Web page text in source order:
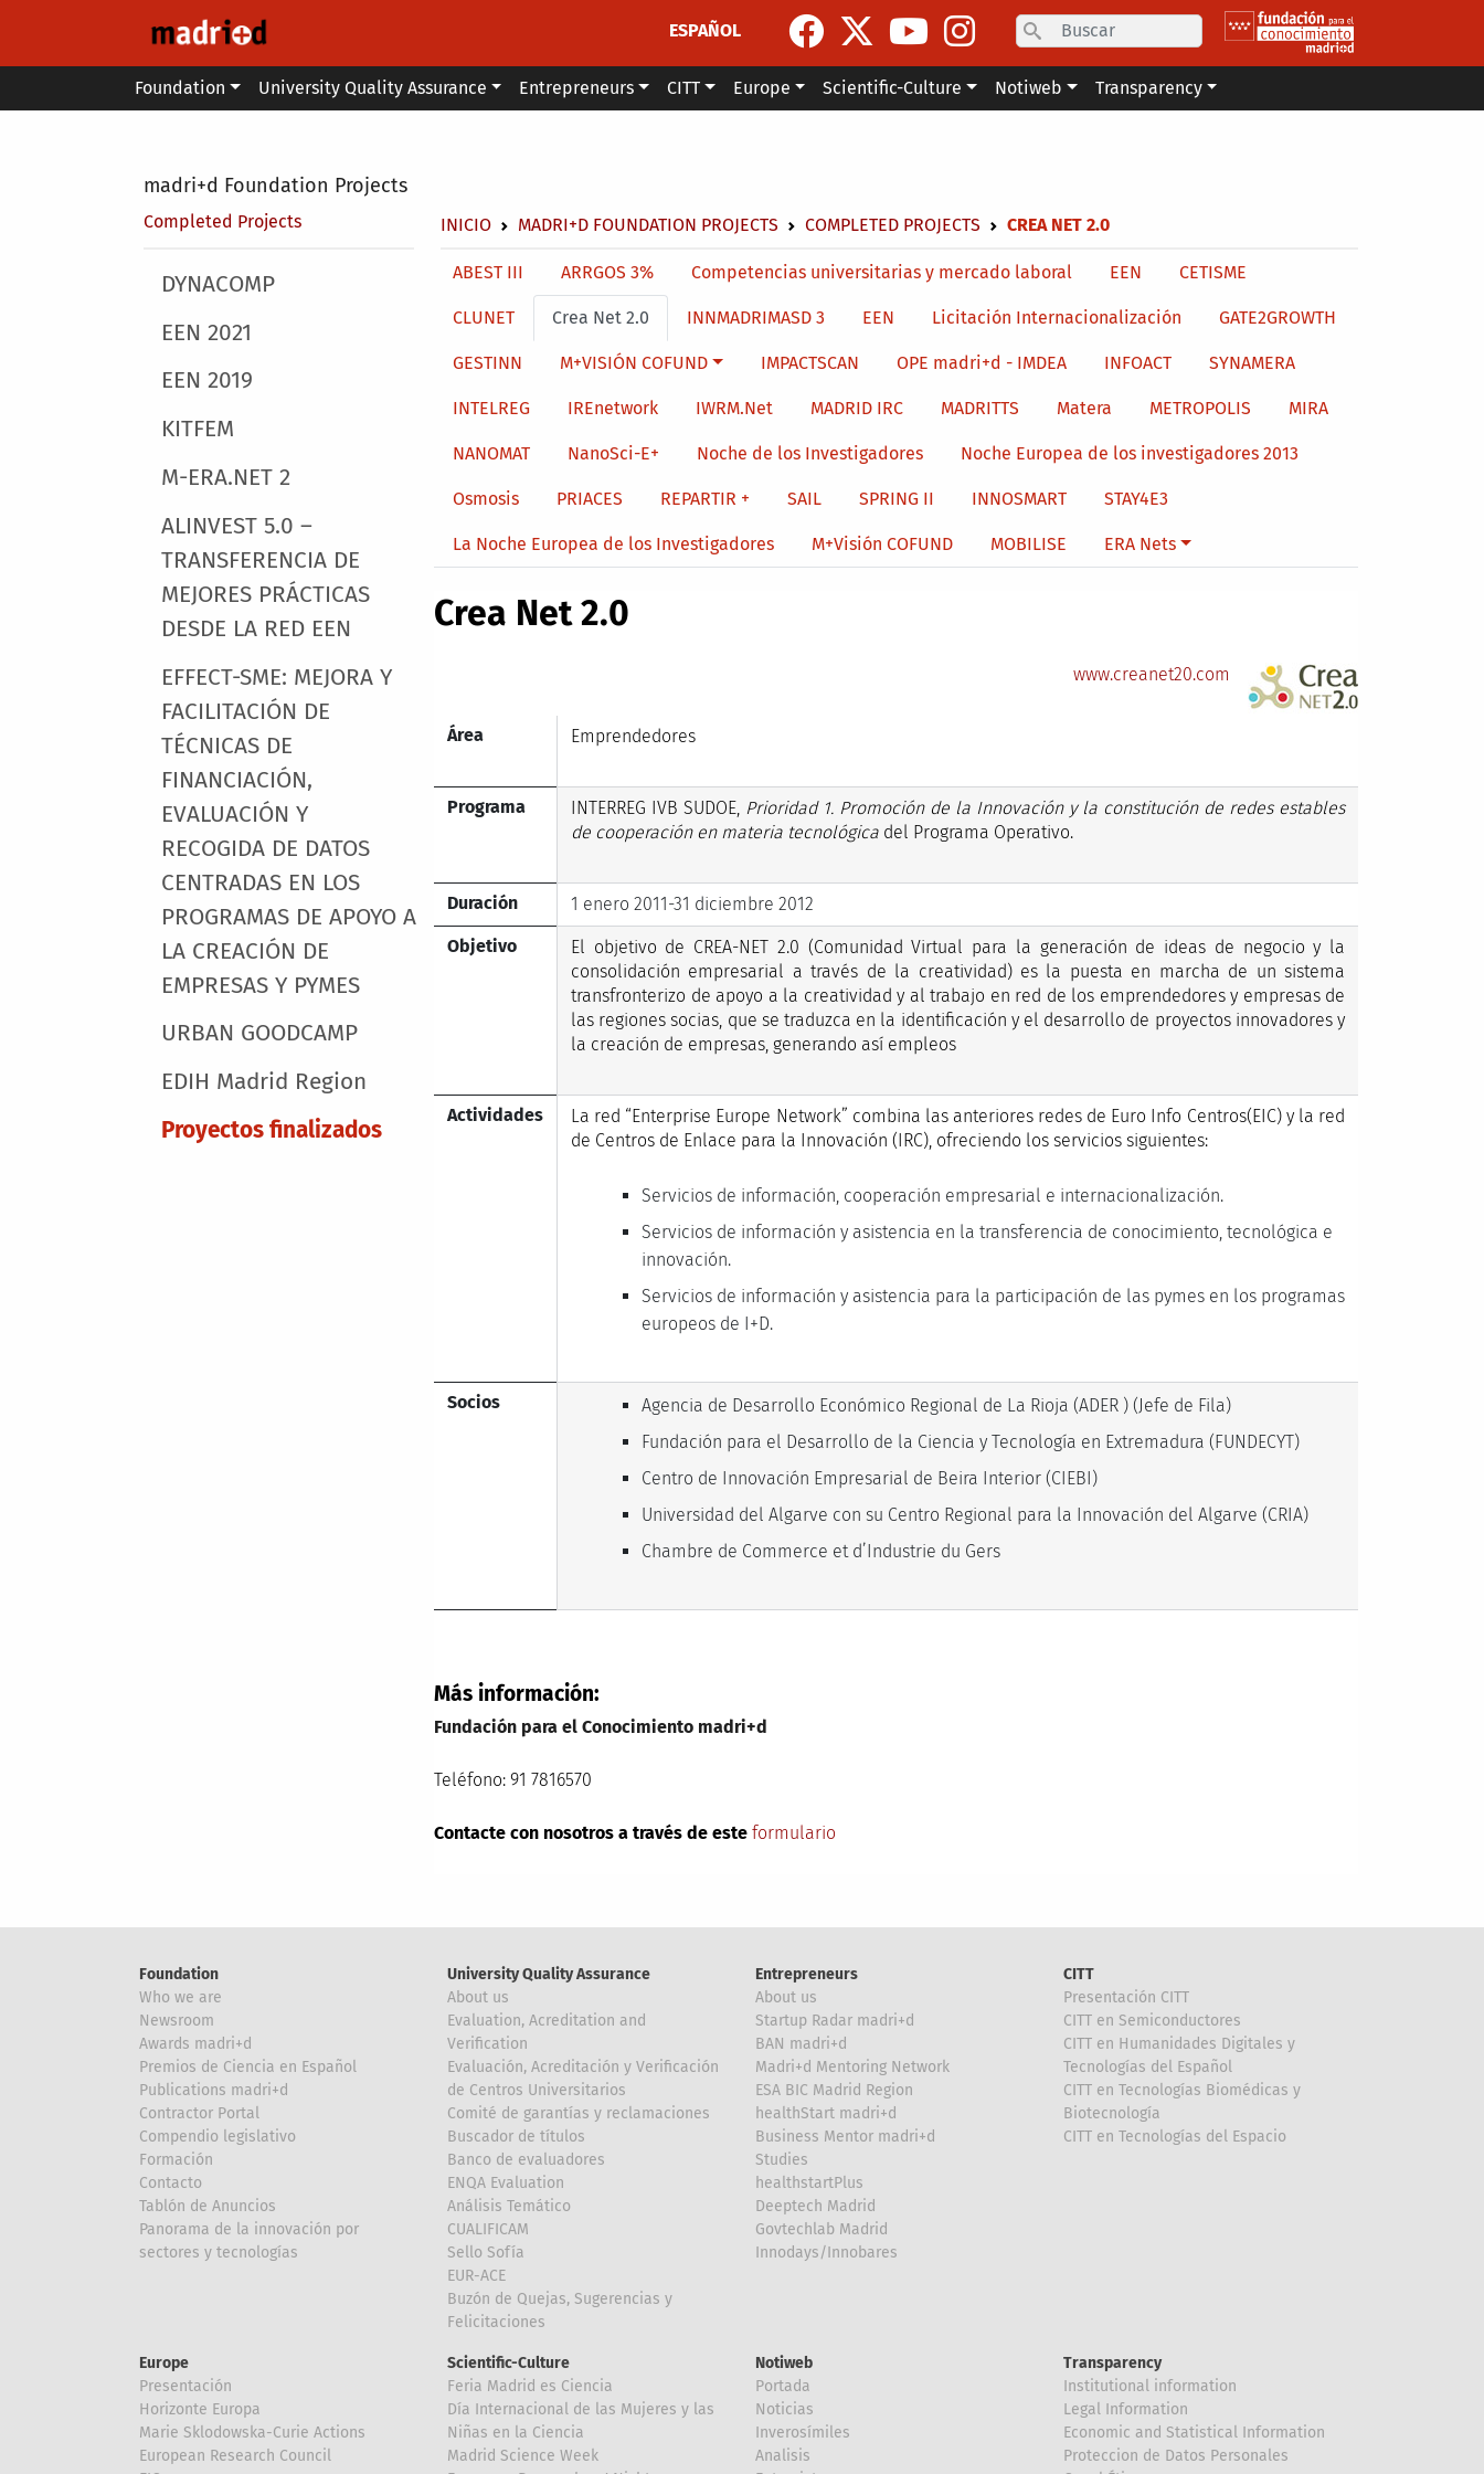
ESPAÑOL
Search
Main menu
Foundation University Quality Assurance Entrepreneurs CITT Europe Scientific-Culture Notiweb Transparency
madri+d Foundation Projects
Completed Projects Breadcrumb
INICIO MADRI+D FOUNDATION PROJECTS COMPLETED PROJECTS CREA NET 2.0
Main menu
DYNACOMP
EEN 2021
EEN 2019
KITFEM
M-ERA.NET 2
ALINVEST 5.0 –
TRANSFERENCIA DE
MEJORES PRÁCTICAS
DESDE LA RED EEN
EFFECT-SME: MEJORA Y
FACILITACIÓN DE
TÉCNICAS DE
FINANCIACIÓN,
EVALUACIÓN Y
RECOGIDA DE DATOS
CENTRADAS EN LOS
PROGRAMAS DE APOYO A
LA CREACIÓN DE
EMPRESAS Y PYMES
URBAN GOODCAMP
EDIH Madrid Region
Proyectos finalizados
Main menu level 4
ABEST III ARRGOS 3% Competencias universitarias y mercado laboral EEN CETISME
CLUNET Crea Net 2.0 INNMADRIMASD 3 EEN Licitación Internacionalización GATE2GROWTH
GESTINN M+VISIÓN COFUND IMPACTSCAN OPE madri+d - IMDEA INFOACT SYNAMERA
INTELREG IREnetwork IWRM.Net MADRID IRC MADRITTS Matera METROPOLIS MIRA
NANOMAT NanoSci-E+ Noche de los Investigadores Noche Europea de los investigadores 2013
Osmosis PRIACES REPARTIR + SAIL SPRING II INNOSMART STAY4E3
La Noche Europea de los Investigadores M+Visión COFUND MOBILISE ERA Nets
Crea Net 2.0
www.creanet20.com
Área Emprendedores
Programa INTERREG IVB SUDOE, Prioridad 1. Promoción de la Innovación y la constitución de redes estables
de cooperación en materia tecnológica del Programa Operativo.
Duración
1 enero 2011-31 diciembre 2012
Objetivo
El objetivo de CREA-NET 2.0 (Comunidad Virtual para la generación de ideas de negocio y la
consolidación empresarial a través de la creatividad) es la puesta en marcha de un sistema
transfronterizo de apoyo a la creatividad y al trabajo en red de los emprendedores y empresas de
las regiones socias, que se traduzca en la identificación y el desarrollo de proyectos innovadores y
la creación de empresas, generando así empleos
Actividades
La red “Enterprise Europe Network” combina las anteriores redes de Euro Info Centros(EIC) y la red
de Centros de Enlace para la Innovación (IRC), ofreciendo los servicios siguientes:
Servicios de información, cooperación empresarial e internacionalización.
Servicios de información y asistencia en la transferencia de conocimiento, tecnológica e
innovación.
Servicios de información y asistencia para la participación de las pymes en los programas
europeos de I+D.
Socios
Agencia de Desarrollo Económico Regional de La Rioja (ADER ) (Jefe de Fila)
Fundación para el Desarrollo de la Ciencia y Tecnología en Extremadura (FUNDECYT)
Centro de Innovación Empresarial de Beira Interior (CIEBI)
Universidad del Algarve con su Centro Regional para la Innovación del Algarve (CRIA)
Chambre de Commerce et d’Industrie du Gers
Más información:
Fundación para el Conocimiento madri+d
Teléfono: 91 7816570
Contacte con nosotros a través de este formulario
Foundation
Who we are
Newsroom
Awards madri+d
Premios de Ciencia en Español
Publications madri+d
Contractor Portal
Compendio legislativo
Formación
Contacto
Tablón de Anuncios
Panorama de la innovación por
sectores y tecnologías
University Quality Assurance
About us
Evaluation, Acreditation and
Verification
Evaluación, Acreditación y Verificación
de Centros Universitarios
Comité de garantías y reclamaciones
Buscador de títulos
Banco de evaluadores
ENQA Evaluation
Análisis Temático
CUALIFICAM
Sello Sofía
EUR-ACE
Buzón de Quejas, Sugerencias y
Felicitaciones
Entrepreneurs
About us
Startup Radar madri+d
BAN madri+d
Madri+d Mentoring Network
ESA BIC Madrid Region
healthStart madri+d
Business Mentor madri+d
Studies
healthstartPlus
Deeptech Madrid
Govtechlab Madrid
Innodays/Innobares
CITT
Presentación CITT
CITT en Semiconductores
CITT en Humanidades Digitales y
Tecnologías del Español
CITT en Tecnologías Biomédicas y
Biotecnología
CITT en Tecnologías del Espacio
Europe
Presentación
Horizonte Europa
Marie Sklodowska-Curie Actions
European Research Council
Scientific-Culture
Feria Madrid es Ciencia
Día Internacional de las Mujeres y las
Niñas en la Ciencia
Madrid Science Week
Notiweb
Portada
Noticias
Inverosímiles
Analisis
Transparency
Institutional information
Legal Information
Economic and Statistical Information
Proteccion de Datos Personales